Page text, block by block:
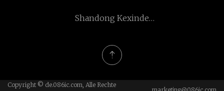
Shandong Kexinde
Co., Ltd
Copyright © de.086ic.com, Alle Rechte